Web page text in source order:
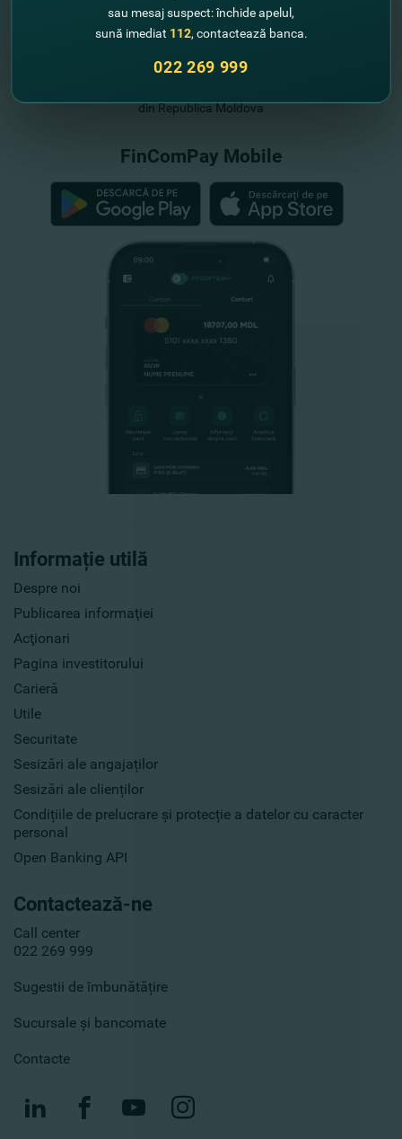
Informație utilă
Despre noi
Publicarea informaţiei
Acţionari
Pagina investitorului
Carieră
Utile
Securitate
Sesizări ale angajaților
Sesizări ale clienților
Condițiile de prelucrare și protecție a datelor cu caracter
personal
Open Banking API
Contactează-ne
Call center
022 269 999
Sugestii de îmbunătățire
Sucursale și bancomate
Contacte
"FinComBank" S.A. este membră a
din Republica Moldova
FinComPay Mobile
sau mesaj suspect: închide apelul,
sună imediat 112, contactează banca.
022 269 999